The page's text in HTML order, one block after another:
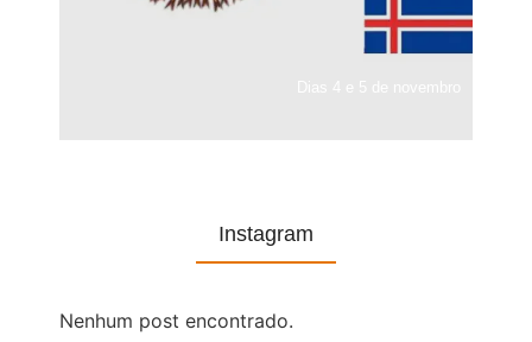
Instagram
Nenhum post encontrado.